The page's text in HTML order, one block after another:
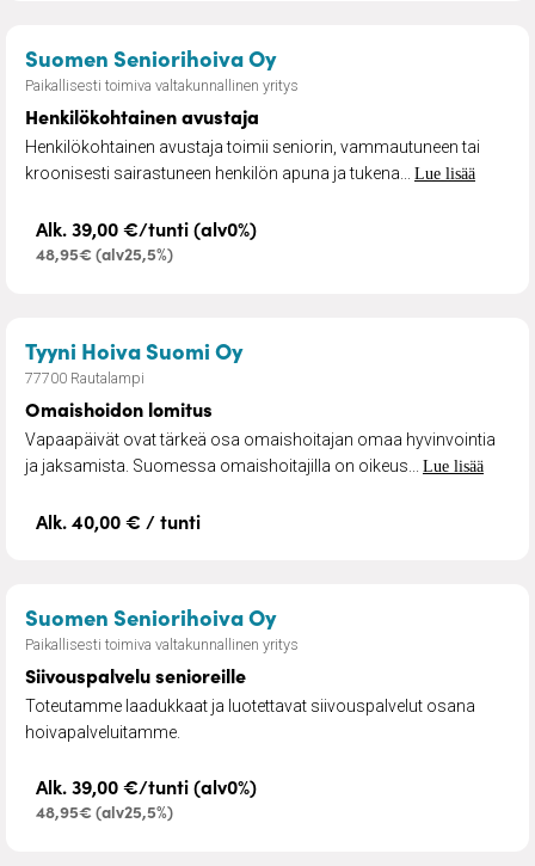
Suomen Seniorihoiva Oy– Henkilökohtainen
Paikallisesti toimiva valtakunnallinen yritys
Henkilökohtainen avustaja
Henkilökohtainen avustaja toimii seniorin, vammautuneen tai
kroonisesti sairastuneen henkilön apuna ja tukena... Lue lisää
Alk. 39,00 €/tunti (alv0%)
48,95€ (alv25,5%)
Tyyni Hoiva Suomi Oy– Omaishoidon lomitus
77700 Rautalampi
Omaishoidon lomitus
Vapaapäivät ovat tärkeä osa omaishoitajan omaa hyvinvointia
ja jaksamista. Suomessa omaishoitajilla on oikeus... Lue lisää
Alk. 40,00 € / tunti
Suomen Seniorihoiva Oy– Siivouspalvelu
Paikallisesti toimiva valtakunnallinen yritys
Siivouspalvelu senioreille
Toteutamme laadukkaat ja luotettavat siivouspalvelut osana
hoivapalveluitamme.
Alk. 39,00 €/tunti (alv0%)
48,95€ (alv25,5%)